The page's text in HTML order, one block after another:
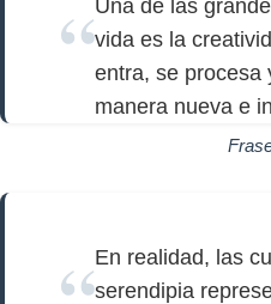
Una de las
vida es la
entra, se procesa
manera nueva e
En realidad, las
serendipia